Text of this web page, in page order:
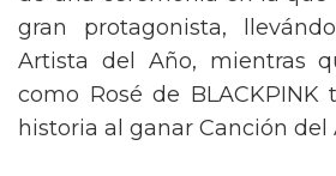
gran protagonista,
Artista del Año, mientras
como Rosé de BLACKPINK
historia al ganar Canción del